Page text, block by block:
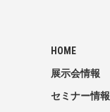
HOME
展示会情報
セミナー情報